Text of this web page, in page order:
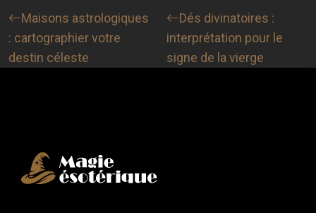
Maisons astrologiques
: cartographier votre
destin céleste
Dés divinatoires :
interprétation pour le
signe de la vierge